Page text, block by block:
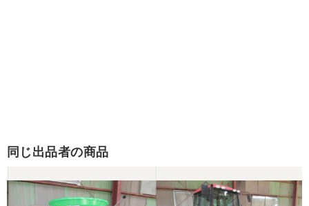
同じ出品者の商品